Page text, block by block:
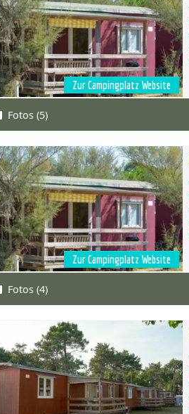
Zur Campingplatz Website
Fotos (5)
Zur Campingplatz Website
Fotos (4)